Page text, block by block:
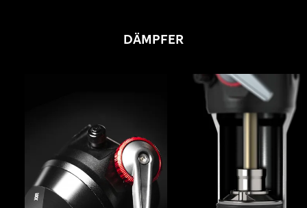
DÄMPFER